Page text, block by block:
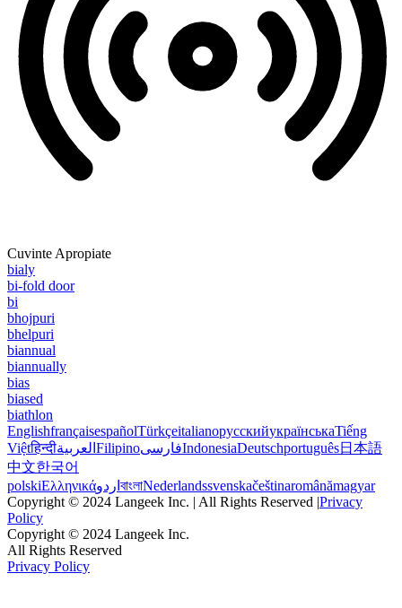
Cuvinte Apropiate
bialy
bi-fold door
bi
bhojpuri
bhelpuri
biannual
biannually
bias
biased
biathlon
EnglishfrançaisespañolTürkçeitalianoрусскийукраїнськаTiếng
Việtहिन्दीالعربية FilipinoفارسیIndonesiaDeutschportuguês日本語
中文한국어
polskiΕλληνικάاردو বাংলাNederlandssvenskačeštinaromânămagyar
Copyright © 2024 Langeek Inc. | All Rights Reserved |Privacy
Policy
Copyright © 2024 Langeek Inc.
All Rights Reserved
Privacy Policy